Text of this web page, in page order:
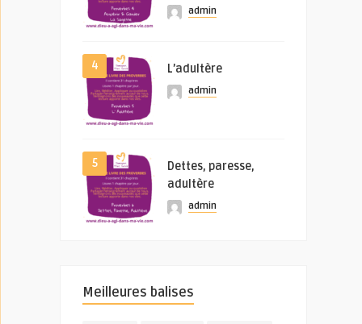
admin
4 L’adultère
admin
5
Dettes, paresse,
adultère
admin
Meilleures balises